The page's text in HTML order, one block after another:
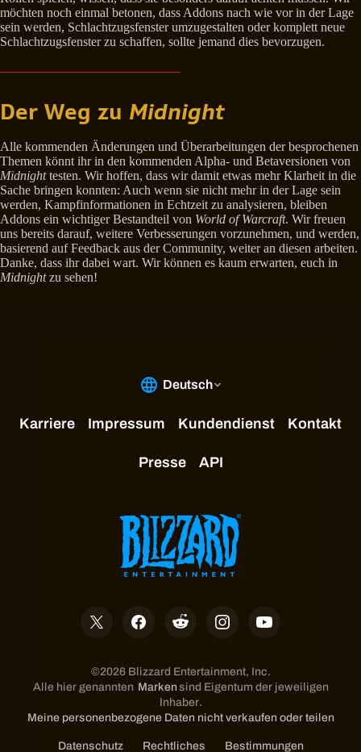
möchten noch einmal betonen, dass Addons nach wie vor in der Lage
sein werden, Schlachtzugsfenster umzugestalten oder komplett neue
Schlachtzugsfenster zu schaffen, sollte jemand dies bevorzugen.
Der Weg zu Midnight
Alle kommenden Änderungen und Überarbeitungen der besprochenen
Themen könnt ihr in den kommenden Alpha- und Betaversionen von
Midnighttesten. Wir hoffen, dass wir damit etwas mehr Klarheit in die
Sache bringen konnten: Auch wenn sie nicht mehr in der Lage sein
werden, Kampfinformationen in Echtzeit zu analysieren, bleiben
Addons ein wichtiger Bestandteil von World of Warcraft. Wir freuen
uns bereits darauf, weitere Verbesserungen vorzunehmen, und werden,
basierend auf Feedback aus der Community, weiter an diesen arbeiten.
Danke, dass ihr dabei wart. Wir können es kaum erwarten, euch in
Midnightzu sehen!